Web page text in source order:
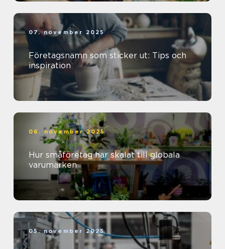
07. november 2025
Företagsnamn som sticker ut: Tips och
inspiration
06. november 2025
Hur småföretag har skalat till globala
varumärken
05. november 2025